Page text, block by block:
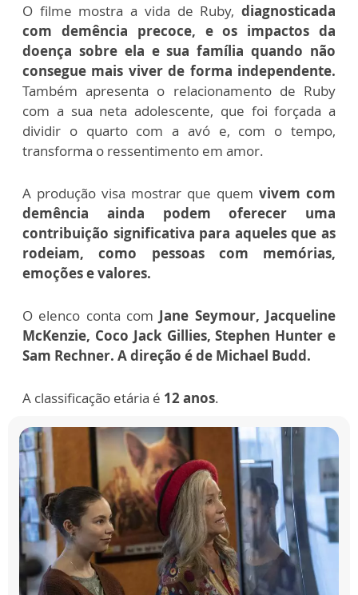
O filme mostra a vida de Ruby, diagnosticada
com demência precoce, e os impactos da
doença sobre ela e sua família quando não
consegue mais viver de forma independente.
Também apresenta o relacionamento de Ruby
com a sua neta adolescente, que foi forçada a
dividir o quarto com a avó e, com o tempo,
transforma o ressentimento em amor.
A produção visa mostrar que quem vivem com
demência ainda podem oferecer uma
contribuição significativa para aqueles que as
rodeiam, como pessoas com memórias,
emoções e valores.
O elenco conta com Jane Seymour, Jacqueline
McKenzie, Coco Jack Gillies, Stephen Hunter e
Sam Rechner. A direção é de Michael Budd.
A classificação etária é 12 anos.